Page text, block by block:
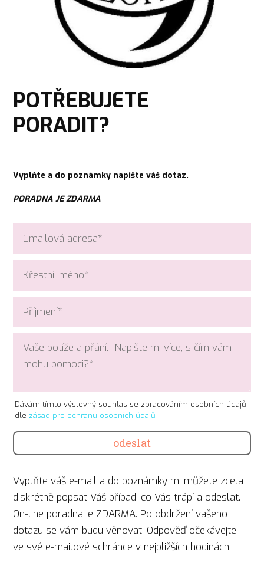
POTŘEBUJETE
PORADIT?
Vyplňte a do poznámky napište váš dotaz.
PORADNA JE ZDARMA
Dávám tímto výslovný souhlas se zpracováním osobních údajů
dle zásad pro ochranu osobních údajů
odeslat
Vyplňte váš e-mail a do poznámky mi můžete zcela
diskrétně popsat Váš případ, co Vás trápí a odeslat.
On-line poradna je ZDARMA. Po obdržení vašeho
dotazu se vám budu věnovat. Odpověď očekávejte
ve své e-mailové schránce v nejbližších hodinách.